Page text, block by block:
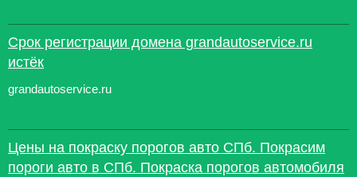
Срок регистрации домена grandautoservice.ru
истёк
grandautoservice.ru
Цены на покраску порогов авто СПб. Покрасим
пороги авто в СПб. Покраска порогов автомобиля